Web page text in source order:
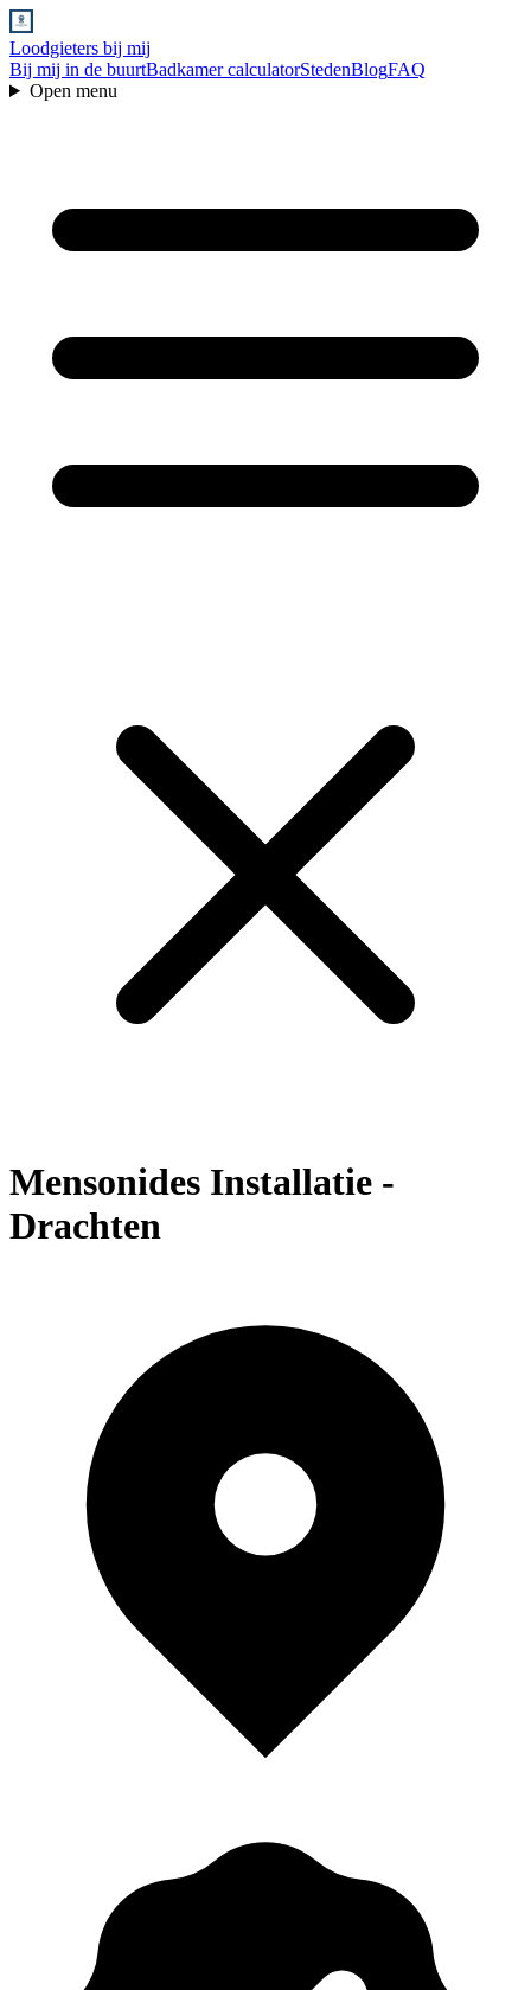
Loodgieters bij mij
Bij mij in de buurtBadkamer calculatorStedenBlogFAQ
Open menu
Mensonides Installatie -
Drachten